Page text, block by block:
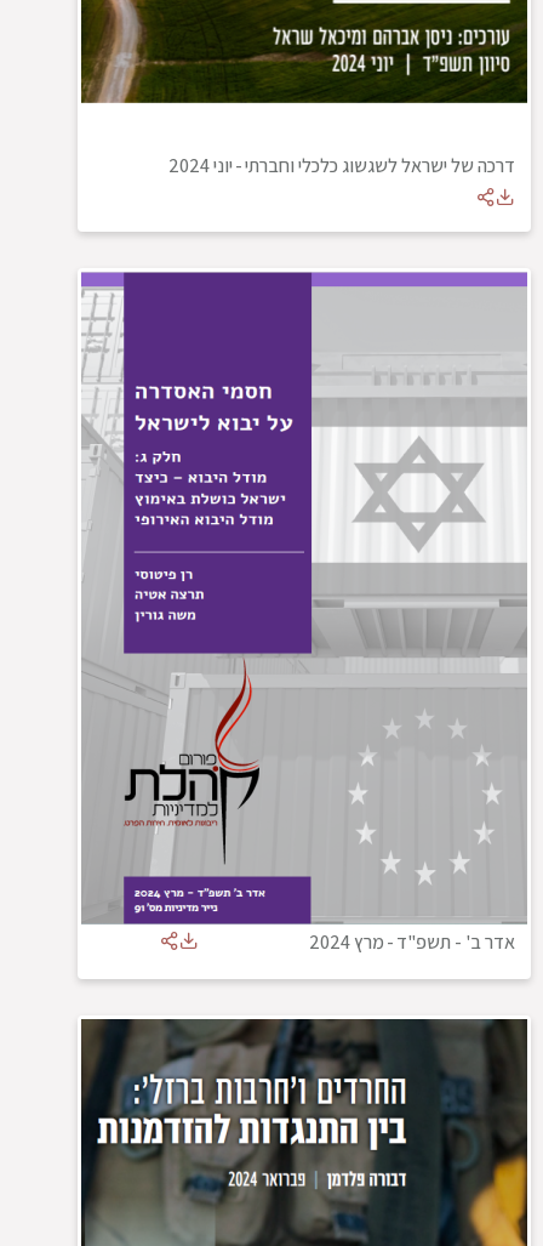
דרכה של ישראל לשגשוג כלכלי וחברתי-יוני 2024
אדר ב' - תשפ"ד-מרץ 2024